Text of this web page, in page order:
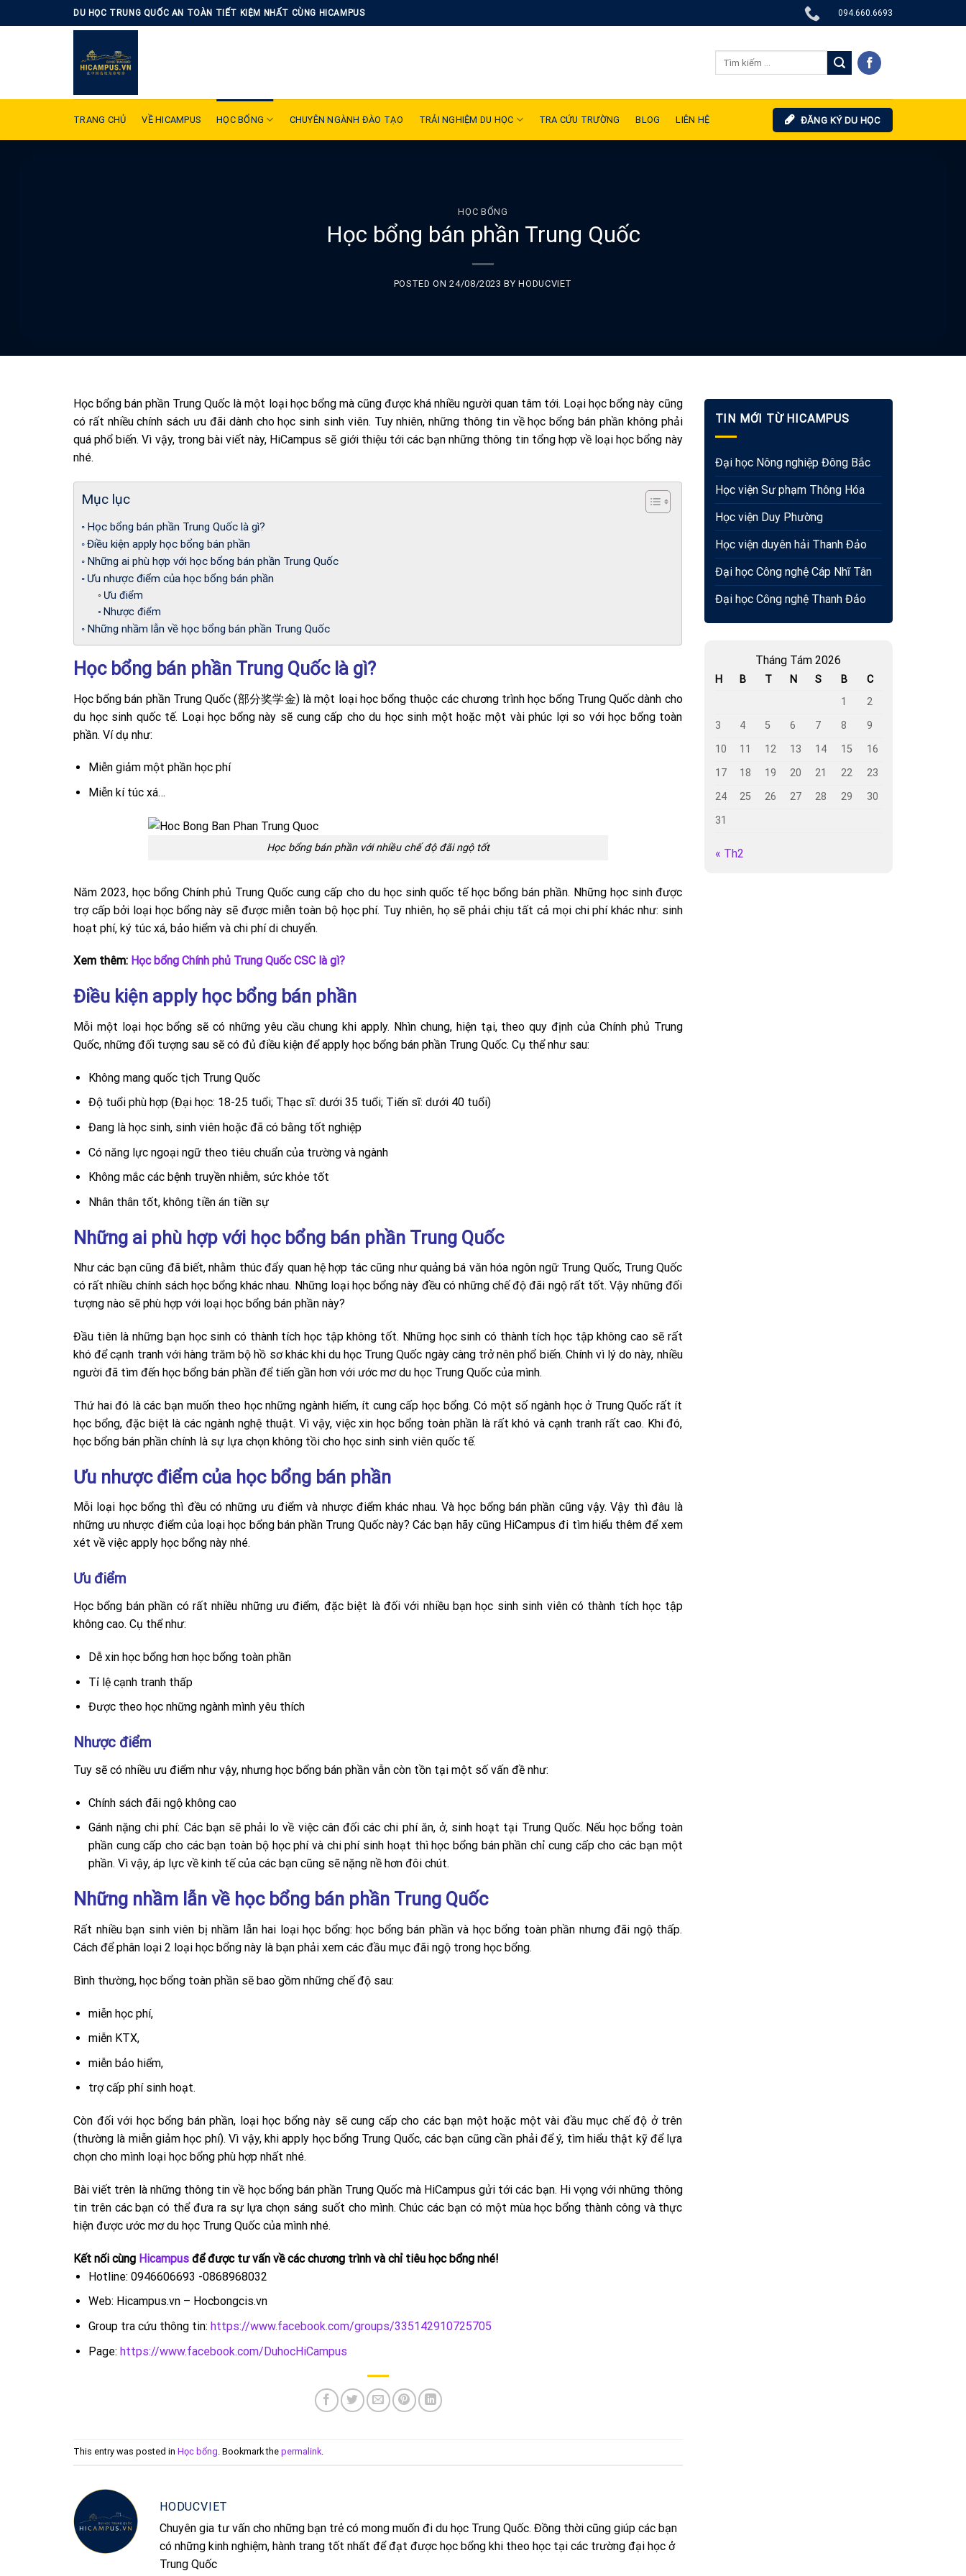
to
DU HỌC TRUNG QUỐC AN TOÀN TIẾT KIỆM NHẤT CÙNG HICAMPUS 094.660.6693
TRANG CHỦ VỀ HICAMPUS HỌC BỔNG CHUYÊN NGÀNH ĐÀO TẠO TRẢI NGHIỆM DU HỌC TRA CỨU TRƯỜNG BLOG LIÊN HỆ ĐĂNG KÝ DU HỌC
HỌC BỔNG
Học bổng bán phần Trung Quốc
POSTED ON24/08/2023 BYHODUCVIET
Học bổng bán phần Trung Quốc là một loại học bổng mà cũng được khá nhiều người quan tâm tới. Loại học bổng này cũng
có rất nhiều chính sách ưu đãi dành cho học sinh sinh viên. Tuy nhiên, những thông tin về học bổng bán phần không phải
quá phổ biến. Vì vậy, trong bài viết này, HiCampus sẽ giới thiệu tới các bạn những thông tin tổng hợp về loại học bổng này
nhé.
Mục lục
Học bổng bán phần Trung Quốc là gì?
Điều kiện apply học bổng bán phần
Những ai phù hợp với học bổng bán phần Trung Quốc
Ưu nhược điểm của học bổng bán phần
Ưu điểm
Nhược điểm
Những nhầm lẫn về học bổng bán phần Trung Quốc
Học bổng bán phần Trung Quốc là gì?
Học bổng bán phần Trung Quốc (部分奖学金) là một loại học bổng thuộc các chương trình học bổng Trung Quốc dành cho
du học sinh quốc tế. Loại học bổng này sẽ cung cấp cho du học sinh một hoặc một vài phúc lợi so với học bổng toàn
phần. Ví dụ như:
Miễn giảm một phần học phí
Miễn kí túc xá…
Học bổng bán phần với nhiều chế độ đãi ngộ tốt
Năm 2023, học bổng Chính phủ Trung Quốc cung cấp cho du học sinh quốc tế học bổng bán phần. Những học sinh được
trợ cấp bởi loại học bổng này sẽ được miễn toàn bộ học phí. Tuy nhiên, họ sẽ phải chịu tất cả mọi chi phí khác như: sinh
hoạt phí, ký túc xá, bảo hiểm và chi phí di chuyển.
Xem thêm: Học bổng Chính phủ Trung Quốc CSC là gì?
Điều kiện apply học bổng bán phần
Mỗi một loại học bổng sẽ có những yêu cầu chung khi apply. Nhìn chung, hiện tại, theo quy định của Chính phủ Trung
Quốc, những đối tượng sau sẽ có đủ điều kiện để apply học bổng bán phần Trung Quốc. Cụ thể như sau:
Không mang quốc tịch Trung Quốc
Độ tuổi phù hợp (Đại học: 18-25 tuổi; Thạc sĩ: dưới 35 tuổi; Tiến sĩ: dưới 40 tuổi)
Đang là học sinh, sinh viên hoặc đã có bằng tốt nghiệp
Có năng lực ngoại ngữ theo tiêu chuẩn của trường và ngành
Không mắc các bệnh truyền nhiễm, sức khỏe tốt
Nhân thân tốt, không tiền án tiền sự
Những ai phù hợp với học bổng bán phần Trung Quốc
Như các bạn cũng đã biết, nhằm thúc đẩy quan hệ hợp tác cũng như quảng bá văn hóa ngôn ngữ Trung Quốc, Trung Quốc
có rất nhiều chính sách học bổng khác nhau. Những loại học bổng này đều có những chế độ đãi ngộ rất tốt. Vậy những đối
tượng nào sẽ phù hợp với loại học bổng bán phần này?
Đầu tiên là những bạn học sinh có thành tích học tập không tốt. Những học sinh có thành tích học tập không cao sẽ rất
khó để cạnh tranh với hàng trăm bộ hồ sơ khác khi du học Trung Quốc ngày càng trở nên phổ biến. Chính vì lý do này, nhiều
người đã tìm đến học bổng bán phần để tiến gần hơn với ước mơ du học Trung Quốc của mình.
Thứ hai đó là các bạn muốn theo học những ngành hiếm, ít cung cấp học bổng. Có một số ngành học ở Trung Quốc rất ít
học bổng, đặc biệt là các ngành nghệ thuật. Vì vậy, việc xin học bổng toàn phần là rất khó và cạnh tranh rất cao. Khi đó,
học bổng bán phần chính là sự lựa chọn không tồi cho học sinh sinh viên quốc tế.
Ưu nhược điểm của học bổng bán phần
Mỗi loại học bổng thì đều có những ưu điểm và nhược điểm khác nhau. Và học bổng bán phần cũng vậy. Vậy thì đâu là
những ưu nhược điểm của loại học bổng bán phần Trung Quốc này? Các bạn hãy cũng HiCampus đi tìm hiểu thêm để xem
xét về việc apply học bổng này nhé.
Ưu điểm
Học bổng bán phần có rất nhiều những ưu điểm, đặc biệt là đối với nhiều bạn học sinh sinh viên có thành tích học tập
không cao. Cụ thể như:
Dễ xin học bổng hơn học bổng toàn phần
Tỉ lệ cạnh tranh thấp
Được theo học những ngành mình yêu thích
Nhược điểm
Tuy sẽ có nhiều ưu điểm như vậy, nhưng học bổng bán phần vẫn còn tồn tại một số vấn đề như:
Chính sách đãi ngộ không cao
Gánh nặng chi phí: Các bạn sẽ phải lo về việc cân đối các chi phí ăn, ở, sinh hoạt tại Trung Quốc. Nếu học bổng toàn
phần cung cấp cho các bạn toàn bộ học phí và chi phí sinh hoạt thì học bổng bán phần chỉ cung cấp cho các bạn một
phần. Vì vậy, áp lực về kinh tế của các bạn cũng sẽ nặng nề hơn đôi chút.
Những nhầm lẫn về học bổng bán phần Trung Quốc
Rất nhiều bạn sinh viên bị nhầm lẫn hai loại học bổng: học bổng bán phần và học bổng toàn phần nhưng đãi ngộ thấp.
Cách để phân loại 2 loại học bổng này là bạn phải xem các đầu mục đãi ngộ trong học bổng.
Bình thường, học bổng toàn phần sẽ bao gồm những chế độ sau:
miễn học phí,
miễn KTX,
miễn bảo hiểm,
trợ cấp phí sinh hoạt.
Còn đối với học bổng bán phần, loại học bổng này sẽ cung cấp cho các bạn một hoặc một vài đầu mục chế độ ở trên
(thường là miễn giảm học phí). Vì vậy, khi apply học bổng Trung Quốc, các bạn cũng cần phải để ý, tìm hiểu thật kỹ để lựa
chọn cho mình loại học bổng phù hợp nhất nhé.
Bài viết trên là những thông tin về học bổng bán phần Trung Quốc mà HiCampus gửi tới các bạn. Hi vọng với những thông
tin trên các bạn có thể đưa ra sự lựa chọn sáng suốt cho mình. Chúc các bạn có một mùa học bổng thành công và thực
hiện được ước mơ du học Trung Quốc của mình nhé.
Kết nối cùng Hicampus để được tư vấn về các chương trình và chỉ tiêu học bổng nhé!
Hotline: 0946606693 -0868968032
Web: Hicampus.vn – Hocbongcis.vn
Group tra cứu thông tin: https://www.facebook.com/groups/335142910725705
Page: https://www.facebook.com/DuhocHiCampus
This entry was posted in Học bổng . Bookmark the permalink
HODUCVIET
Chuyên gia tư vấn cho những bạn trẻ có mong muốn đi du học Trung Quốc. Đồng thời cũng giúp các bạn
có những kinh nghiệm, hành trang tốt nhất để đạt được học bổng khi theo học tại các trường đại học ở
Trung Quốc
TIN MỚI TỪ HICAMPUS
Đại học Nông nghiệp Đông Bắc
Học viện Sư phạm Thông Hóa
Học viện Duy Phường
Học viện duyên hải Thanh Đảo
Đại học Công nghệ Cáp Nhĩ Tân
Đại học Công nghệ Thanh Đảo
Tháng Tám 2026
H B T N S B
C
1
2
3
4 5 6 7 8
9
10
11 12 13 14 15
16
17
18 19 20 21 22
23
24
25 26 27 28 29
30
31
« Th2